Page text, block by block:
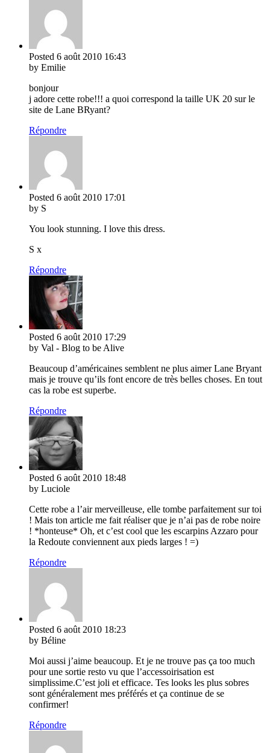
Posted 6 août 2010 16:43
by Emilie
bonjour
j adore cette robe!!! a quoi correspond la taille UK 20 sur le
site de Lane BRyant?
Répondre
Posted 6 août 2010 17:01
by S
You look stunning. I love this dress.
S x
Répondre
Posted 6 août 2010 17:29
by Val - Blog to be Alive
Beaucoup d’américaines semblent ne plus aimer Lane Bryant
mais je trouve qu’ils font encore de très belles choses. En tout
cas la robe est superbe.
Répondre
Posted 6 août 2010 18:48
by Luciole
Cette robe a l’air merveilleuse, elle tombe parfaitement sur toi
! Mais ton article me fait réaliser que je n’ai pas de robe noire
! *honteuse* Oh, et c’est cool que les escarpins Azzaro pour
la Redoute conviennent aux pieds larges ! =)
Répondre
Posted 6 août 2010 18:23
by Béline
Moi aussi j’aime beaucoup. Et je ne trouve pas ça too much
pour une sortie resto vu que l’accessoirisation est
simplissime.C’est joli et efficace. Tes looks les plus sobres
sont généralement mes préférés et ça continue de se
confirmer!
Répondre